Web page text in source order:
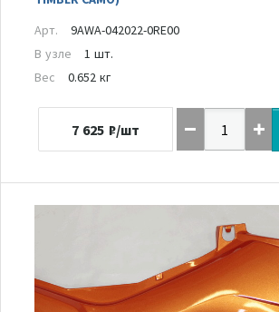
Арт.
9AWA-042022-0RE00
В узле
1 шт.
Вес
0.652 кг
7 625 ₽/шт